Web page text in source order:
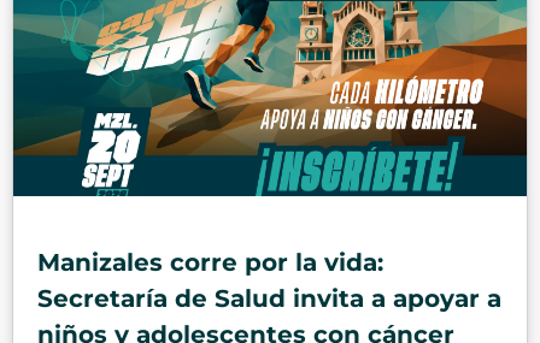
Manizales corre por la vida:
Secretaría de Salud invita a apoyar a
niños y adolescentes con cáncer